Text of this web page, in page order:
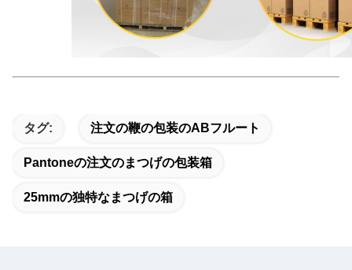
タグ: 注文の鞭の包装のABフルート
Pantoneの注文のまつげの包装箱
25mmの独特なまつげの箱